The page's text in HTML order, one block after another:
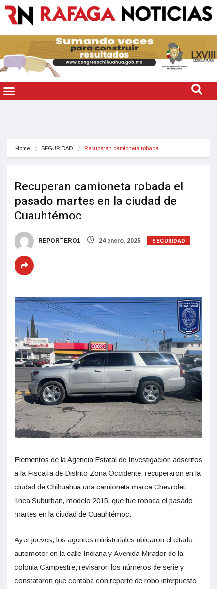
Home SEGURIDAD Recuperan camioneta robada…
Recuperan camioneta robada el
pasado martes en la ciudad de
Cuauhtémoc
REPORTERO1 24 enero, 2025 SEGURIDAD
Elementos de la Agencia Estatal de Investigación adscritos
a la Fiscalía de Distrito Zona Occidente, recuperaron en la
ciudad de Chihuahua una camioneta marca Chevrolet,
línea Suburban, modelo 2015, que fue robada el pasado
martes en la ciudad de Cuauhtémoc.
Ayer jueves, los agentes ministeriales ubicaron el citado
automotor en la calle Indiana y Avenida Mirador de la
colonia Campestre, revisaron los números de serie y
constataron que contaba con reporte de robo interpuesto